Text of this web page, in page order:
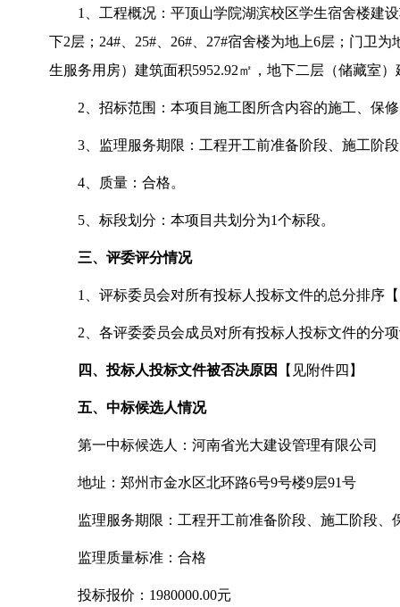
1
、工程概况：平顶山学院湖滨校区学生宿舍楼建
下2层；24#、25#、26#、27#宿舍楼为地上6层；门卫
生服务用房）建筑面积5952.92㎡，地下二层（储藏室
2 、招标范围：本项目施工图所含内容的施工、保
3、监理服务期限：工程开工前准备阶段、施工阶
4 、质量：合格。
5 、标段划分：本项目共划分为1个标段。
三、评委评分情况
1 、评标委员会对所有投标人投标文件的总分排序
2 、各评委委员会成员对所有投标人投标文件的分
四、投标人投标文件被否决原因 【见附件四】
五、中标候选人情况
第一中标候选人：河南省光大建设管理有限公司
地址：郑州市金水区北环路6号9号楼9层91号
监理服务期限：工程开工前准备阶段、施工阶段、
监理质量标准：合格
投标报价： 1980000.00元